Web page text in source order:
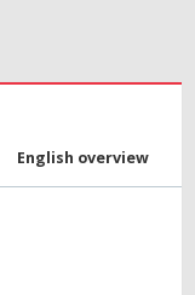
English overview